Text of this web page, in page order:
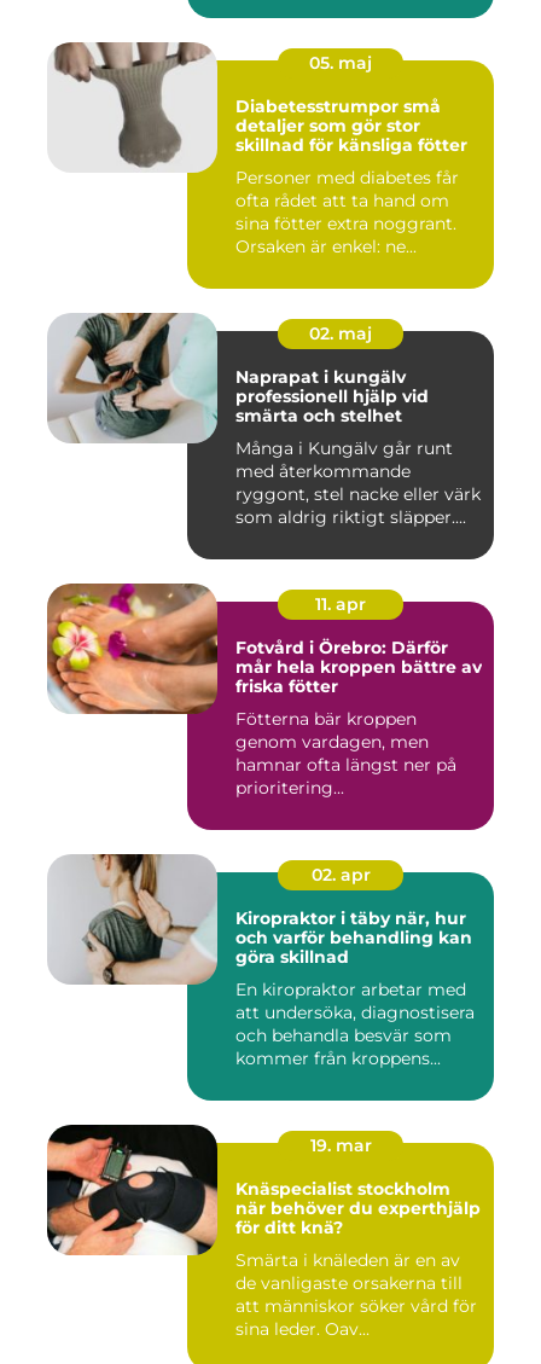
05. maj
Diabetesstrumpor små
detaljer som gör stor
skillnad för känsliga fötter
Personer med diabetes får
ofta rådet att ta hand om
sina fötter extra noggrant.
Orsaken är enkel: ne...
02. maj
Naprapat i kungälv
professionell hjälp vid
smärta och stelhet
Många i Kungälv går runt
med återkommande
ryggont, stel nacke eller värk
som aldrig riktigt släpper....
11. apr
Fotvård i Örebro: Därför
mår hela kroppen bättre av
friska fötter
Fötterna bär kroppen
genom vardagen, men
hamnar ofta längst ner på
prioritering...
02. apr
Kiropraktor i täby när, hur
och varför behandling kan
göra skillnad
En kiropraktor arbetar med
att undersöka, diagnostisera
och behandla besvär som
kommer från kroppens...
19. mar
Knäspecialist stockholm
när behöver du experthjälp
för ditt knä?
Smärta i knäleden är en av
de vanligaste orsakerna till
att människor söker vård för
sina leder. Oav...